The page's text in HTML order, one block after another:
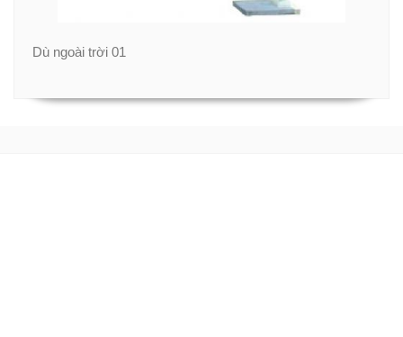
Dù ngoài trời 01